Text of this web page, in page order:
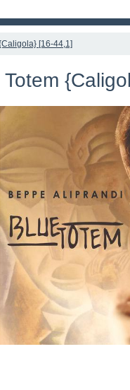
[16-44,1]